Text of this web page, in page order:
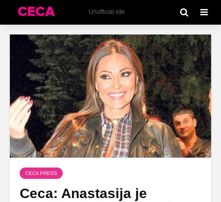
Unofficial site
CECA PRESS
Ceca: Anastasija je